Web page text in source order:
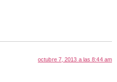
octubre 7, 2013 a las 8:44 am